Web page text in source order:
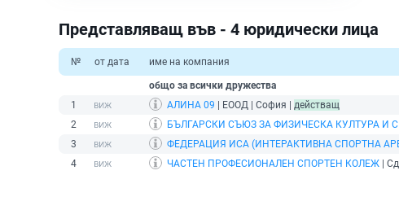
Представляващ във - 4 юридически лица
№ от дата име на компания
общо за всички дружества
1
АЛИНА 09 | ЕООД | София | действащ
2
БЪЛГАРСКИ СЪЮЗ ЗА ФИЗИЧЕСКА КУЛТУРА И
3
ФЕДЕРАЦИЯ ИСА (ИНТЕРАКТИВНА СПОРТНА
4
ЧАСТЕН ПРОФЕСИОНАЛЕН СПОРТЕН КОЛЕЖ |